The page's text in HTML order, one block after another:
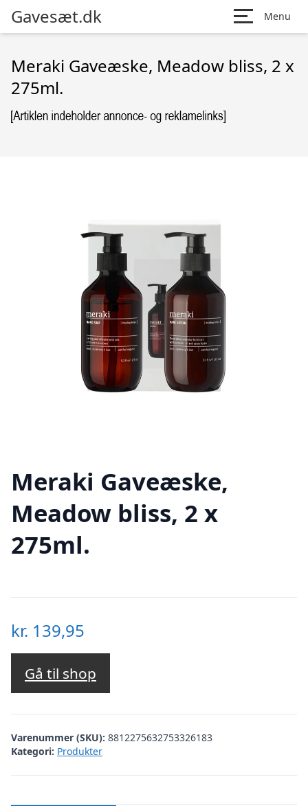
Gavesæt.dk Menu
Meraki Gaveæske, Meadow bliss, 2 x
275ml.
Meraki Gaveæske,
Meadow bliss, 2 x
275ml.
kr. 139,95
Gå til shop
Varenummer (SKU): 8812275632753326183
Kategori: Produkter